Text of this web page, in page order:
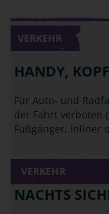
VERKEHR
HANDY,
Für Auto- und
der Fahrt verboten
Fußgänger, Inliner
VERKEHR
NACHTS